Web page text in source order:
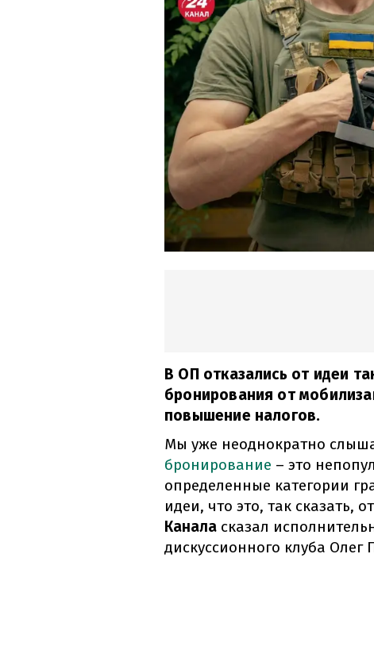
В ОП отказались от идеи
бронирования от
повышение налогов.
Мы уже неоднократно
бронирование – это
определенные категории
идеи, что это, так сказать,
Канала сказал
дискуссионного клуба Олег